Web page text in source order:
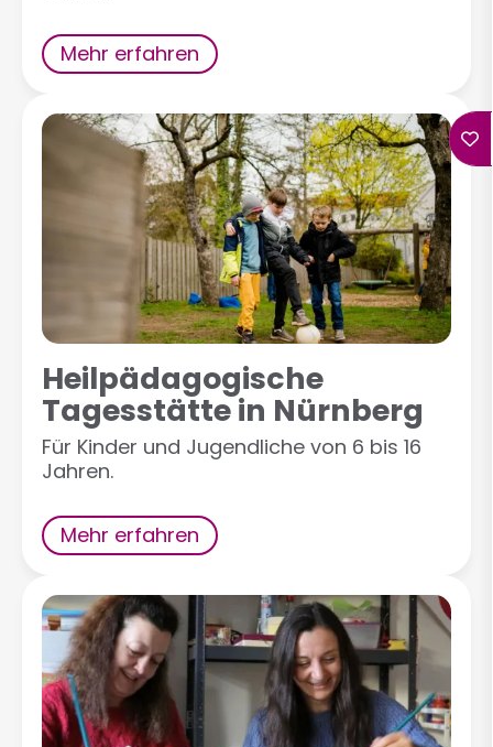
Mehr erfahren
Heilpädagogische
Tagesstätte in Nürnberg
Für Kinder und Jugendliche von 6 bis 16
Jahren.
Mehr erfahren